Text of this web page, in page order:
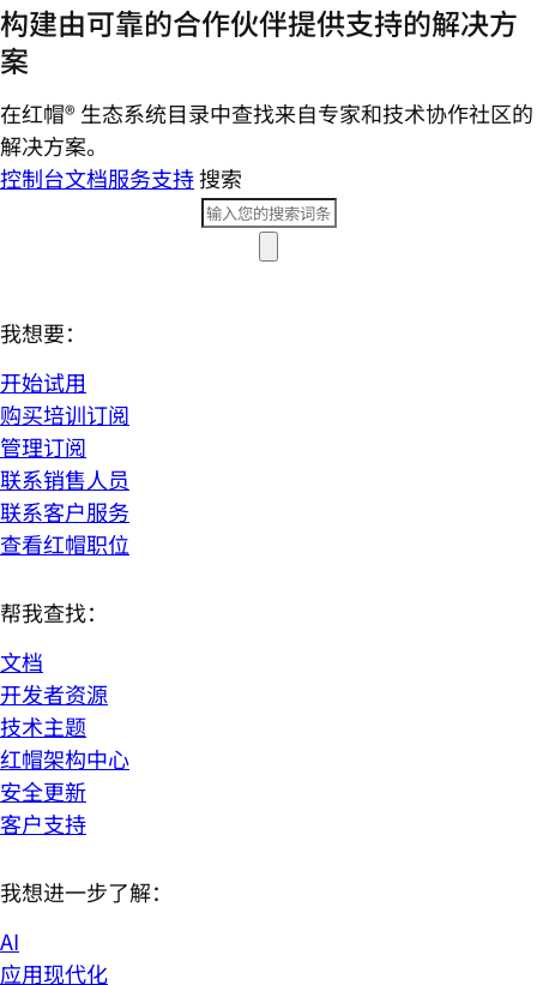
构建由可靠的合作伙伴提供支持的解决方
案
在红帽® 生态系统目录中查找来自专家和技术协作社区的
解决方案。
控制台文档服务支持搜索
我想要：
开始试用
购买培训订阅
管理订阅
联系销售人员
联系客户服务
查看红帽职位
帮我查找：
文档
开发者资源
技术主题
红帽架构中心
安全更新
客户支持
我想进一步了解：
AI
应用现代化